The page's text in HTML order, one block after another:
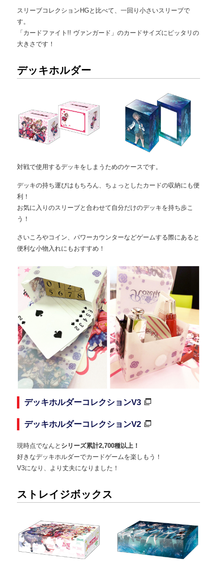
スリーブコレクションHGと比べて、一回り小さいスリーブで
す。
「カードファイト!! ヴァンガード」のカードサイズにピッタリの
大きさです！
デッキホルダー
対戦で使用するデッキをしまうためのケースです。
デッキの持ち運びはもちろん、ちょっとしたカードの収納にも便
利！
お気に入りのスリーブと合わせて自分だけのデッキを持ち歩こ
う！
さいころやコイン、パワーカウンターなどゲームする際にあると
便利な小物入れにもおすすめ！
デッキホルダーコレクションV3
デッキホルダーコレクションV2
現時点でなんと シリーズ累計2,700種以上！
好きなデッキホルダーでカードゲームを楽しもう！
V3になり、より丈夫になりました！
ストレイジボックス